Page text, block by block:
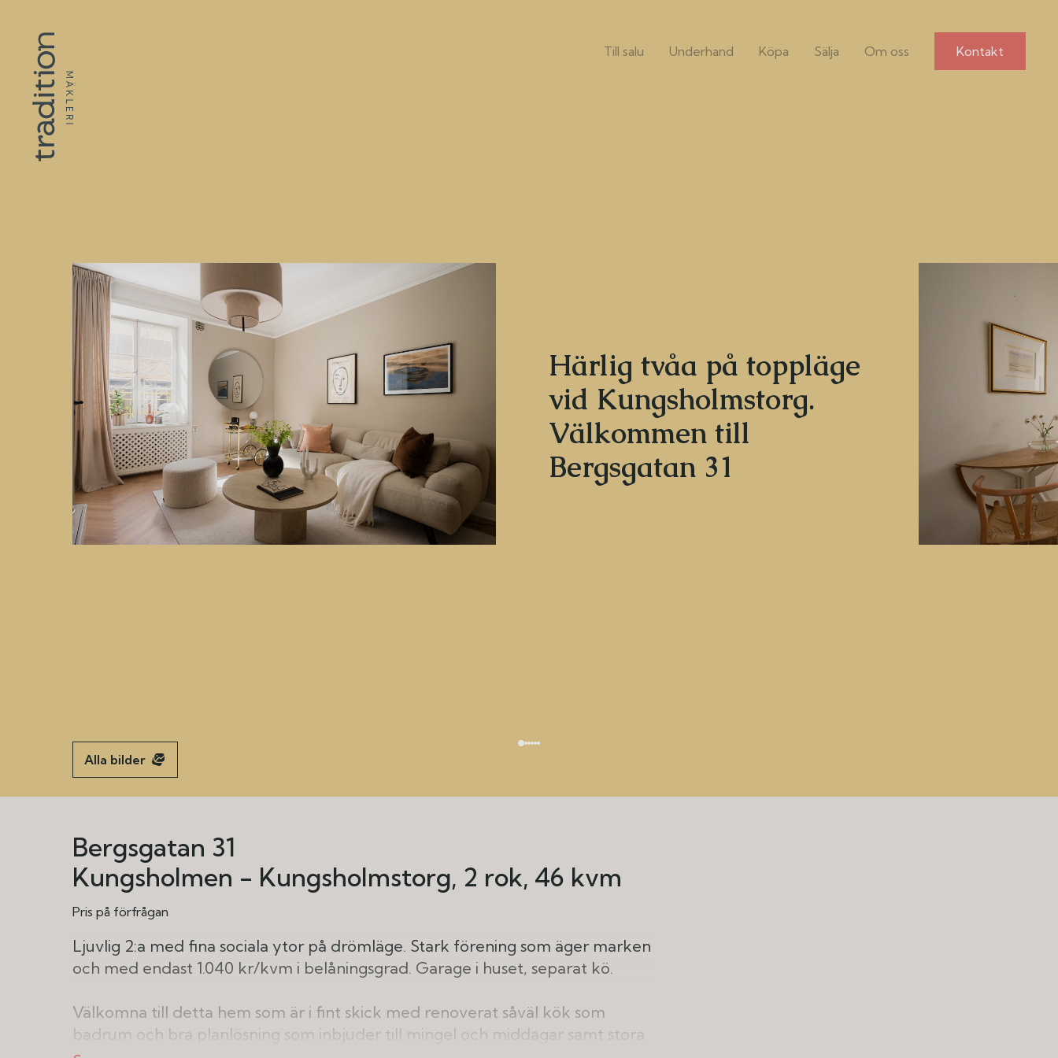
Till salu Underhand Köpa Sälja Om oss Kontakt
Härlig tvåa på toppläge
vid Kungsholmstorg.
Välkommen till
Bergsgatan 31
Alla bilder
Bergsgatan 31
Kungsholmen - Kungsholmstorg 2 rok 46 kvm
Pris på förfrågan
Ljuvlig 2:a med fina sociala ytor på drömläge. Stark förening som äger marken
och med endast 1.040 kr/kvm i belåningsgrad. Garage i huset, separat kö.
Välkomna till detta hem som är i fint skick med renoverat såväl kök som
badrum och bra planlösning som inbjuder till mingel och middagar samt stora